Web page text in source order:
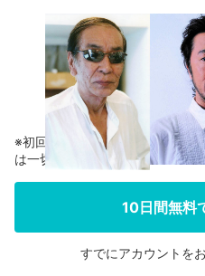
会員
※初回登録の方に限り、無料お
は一切かかりません。
10日間無料
すでにアカウントを